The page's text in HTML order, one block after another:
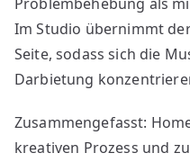
Im Studio übernimmt
Seite, sodass sich die
Darbietung
Zusammengefasst:
kreativen Prozess und